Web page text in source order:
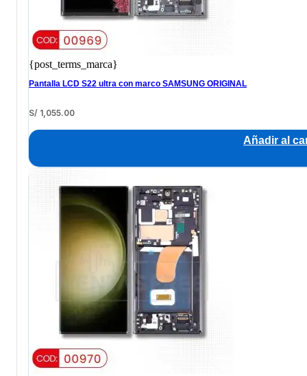
{post_terms_marca}
Pantalla LCD S22 ultra con marco SAMSUNG ORIGINAL
S/ 1,055.00
Añadir al